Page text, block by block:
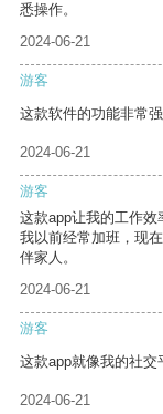
悉操作。
2024-06-21
游客
这款软件的功能非常
2024-06-21
游客
这款app让我的工作效
我以前经常加班，现
伴家人。
2024-06-21
游客
这款app就像我的社交
2024-06-21